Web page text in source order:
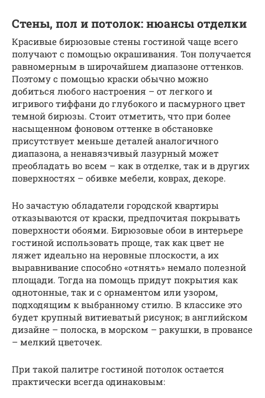
Стены, пол и потолок: нюансы отделки
Красивые бирюзовые стены гостиной чаще всего
получают с помощью окрашивания. Тон получается
равномерным в широчайшем диапазоне оттенков.
Поэтому с помощью краски обычно можно
добиться любого настроения – от легкого и
игривого тиффани до глубокого и пасмурного цвет
темной бирюзы. Стоит отметить, что при более
насыщенном фоновом оттенке в обстановке
присутствует меньше деталей аналогичного
диапазона, а ненавязчивый лазурный может
преобладать во всем – как в отделке, так и в других
поверхностях – обивке мебели, коврах, декоре.
Но зачастую обладатели городской квартиры
отказываются от краски, предпочитая покрывать
поверхности обоями. Бирюзовые обои в интерьере
гостиной использовать проще, так как цвет не
ляжет идеально на неровные плоскости, а их
выравнивание способно «отнять» немало полезной
площади. Тогда на помощь придут покрытия как
однотонные, так и с орнаментом или узором,
подходящим к выбранному стилю. В классике это
будет крупный витиеватый рисунок; в английском
дизайне – полоска, в морском – ракушки, в провансе
– мелкий цветочек.
При такой палитре гостиной потолок остается
практически всегда одинаковым: